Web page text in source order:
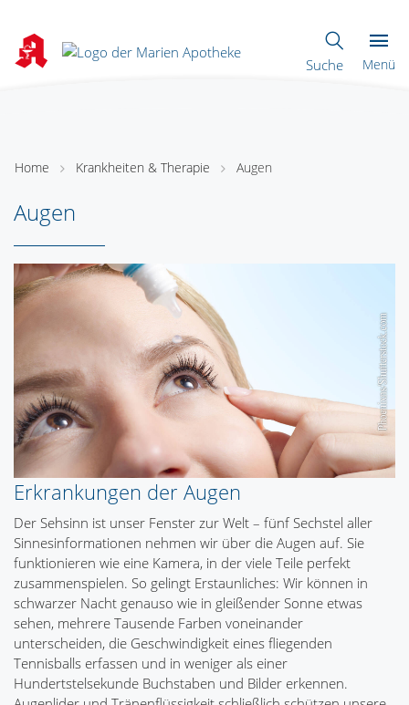
Suche Menü
Home Krankheiten & Therapie Augen
Augen
Erkrankungen der Augen
Der Sehsinn ist unser Fenster zur Welt – fünf Sechstel aller
Sinnesinformationen nehmen wir über die Augen auf. Sie
funktionieren wie eine Kamera, in der viele Teile perfekt
zusammenspielen. So gelingt Erstaunliches: Wir können in
schwarzer Nacht genauso wie in gleißender Sonne etwas
sehen, mehrere Tausende Farben voneinander
unterscheiden, die Geschwindigkeit eines fliegenden
Tennisballs erfassen und in weniger als einer
Hundertstelsekunde Buchstaben und Bilder erkennen.